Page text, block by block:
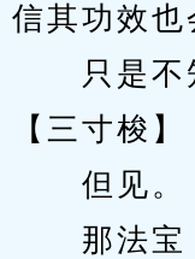
信其功效也
只是不知
【三寸梭
但见。
那法宝【